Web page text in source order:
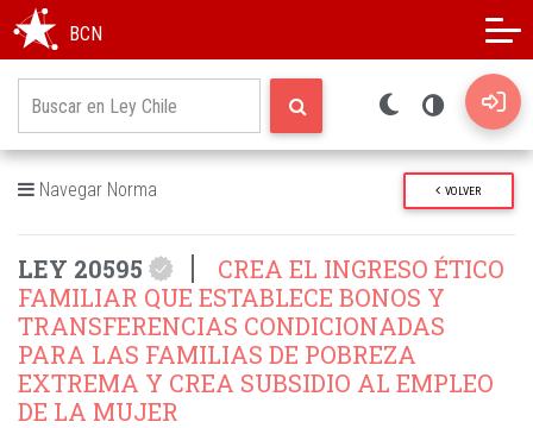
BCN
Navegar Norma VOLVER
LEY 20595
CREA EL INGRESO ÉTICO
FAMILIAR QUE ESTABLECE BONOS Y
TRANSFERENCIAS CONDICIONADAS
PARA LAS FAMILIAS DE POBREZA
EXTREMA Y CREA SUBSIDIO AL EMPLEO
DE LA MUJER